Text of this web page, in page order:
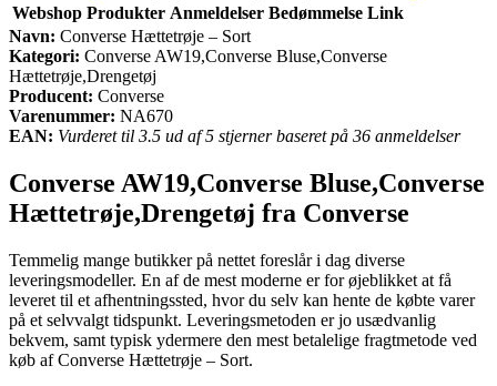
Webshop Produkter Anmeldelser Bedømmelse Link
Navn: Converse Hættetrøje – Sort
Kategori: Converse AW19,Converse Bluse,Converse
Hættetrøje,Drengetøj
Producent: Converse
Varenummer: NA670
EAN: Vurderet til 3.5 ud af 5 stjerner baseret på 36 anmeldelser
Converse AW19,Converse Bluse,Converse
Hættetrøje,Drengetøj fra Converse
Temmelig mange butikker på nettet foreslår i dag diverse
leveringsmodeller. En af de mest moderne er for øjeblikket at få
leveret til et afhentningssted, hvor du selv kan hente de købte varer
på et selvvalgt tidspunkt. Leveringsmetoden er jo usædvanlig
bekvem, samt typisk ydermere den mest betalelige fragtmetode ved
køb af Converse Hættetrøje – Sort.